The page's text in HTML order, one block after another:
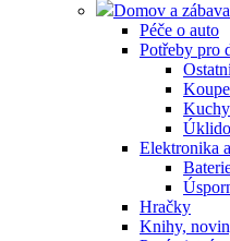
Domov a zábava
Péče o auto
Potřeby pro
Elektronika
Hračky
Knihy,